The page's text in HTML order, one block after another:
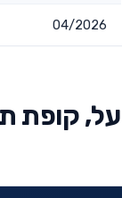
04/2026
קופת